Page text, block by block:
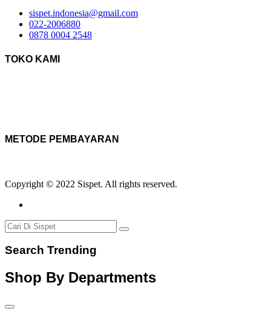
sispet.indonesia@gmail.com
022-2006880
0878 0004 2548
TOKO KAMI
METODE PEMBAYARAN
Copyright © 2022 Sispet. All rights reserved.
Search Trending
Shop By Departments